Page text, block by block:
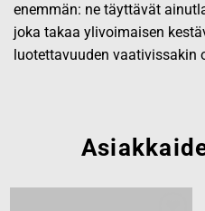
enemmän: ne täyttävät
joka takaa ylivoimaisen
luotettavuuden vaativissakin